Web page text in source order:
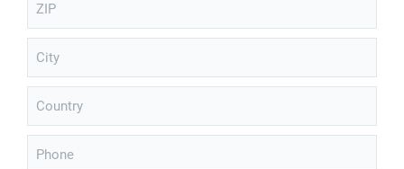
ZIP
City
Country
Phone